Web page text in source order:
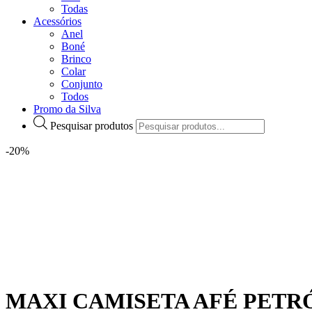
Todas
Acessórios
Anel
Boné
Brinco
Colar
Conjunto
Todos
Promo da Silva
Pesquisar produtos
-20%
MAXI CAMISETA AFÉ